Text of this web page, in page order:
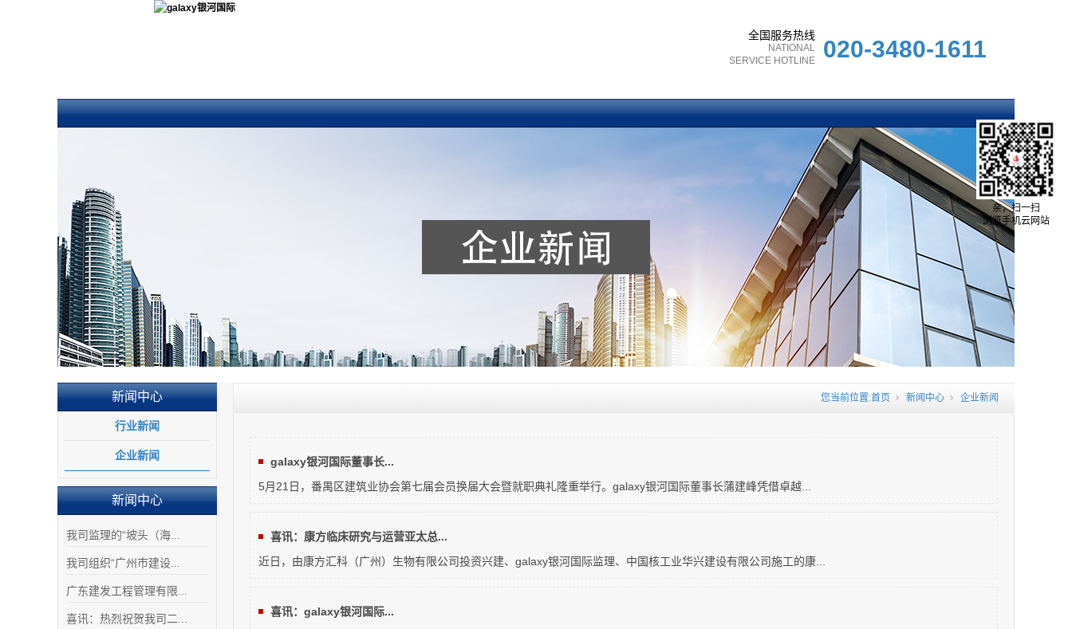
全国服务热线
NATIONAL
SERVICE HOTLINE
020-3480-1611
新闻中心
行业新闻
企业新闻
新闻中心
我司监理的“坡头（海...
我司组织“广州市建设...
广东建发工程管理有限...
喜讯：热烈祝贺我司二...
您当前位置:首页 新闻中心 企业新闻
galaxy银河国际董事长...
5月21日，番禺区建筑业协会第七届会员换届大会暨就职典礼隆重举行。galaxy银河国际董事长蒲建峰凭借卓越...
喜讯：康方临床研究与运营亚太总...
近日，由康方汇科（广州）生物有限公司投资兴建、galaxy银河国际监理、中国核工业华兴建设有限公司施工的康...
喜讯：galaxy银河国际...
亲，扫一扫
浏览手机云网站